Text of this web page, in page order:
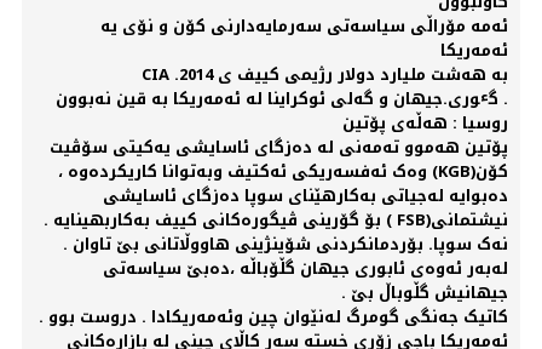
ئەمە مۆراڵی سیاسەتی سەرمایەدارنی کۆن و نۆی یە
ئەمەریکا
CIA .2014 بە هەشت ملیارد دولار رژیمی کییف ی
گٶری.جیهان و گەلی ئوکراینا لە ئەمەریکا بە قین نەبوون .
روسیا : هەڵەی پۆتین
پۆتین هەموو تەمەنی لە دەزگای ئاسایشی یەکیتی سۆڤیت
کۆن(KGB) وەک ئەفسەریکی ئەکتیف وبەتوانا کاریکردەوە ،
دەبوایە لەجیاتی بەکارهێنای سوپا دەزگای ئاسایشی
نیشتمانی(FSB ) بۆ گۆرینی ڤیگورەکانی کییف بەکاربهینایە .
نەک سوپا. بۆردمانکردنی شۆینژینی هاووڵاتانی بێ تاوان .
لەبەر ئەوەی ئابوری جیهان گڵۆباڵە ،دەبێ سیاسەتی
جیهانیش گڵوباڵ بێ .
کاتیک جەنگی گومرگ لەنێوان چین وئەمەریکادا . دروست بوو .
ئەمەریکا باجی زۆری خستە سەر کاڵای چینی لە بازارەکانی